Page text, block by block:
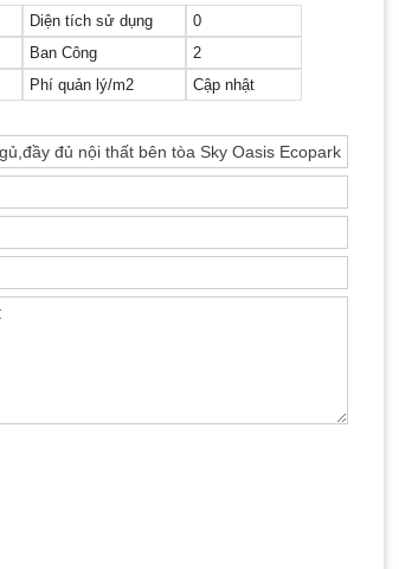
Diện tích sử dụng
0
Ban Công
2
Phí quản lý/m2 Cập nhật